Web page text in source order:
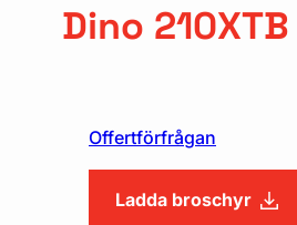
Dino 210XTB
Offertförfrågan
Ladda broschyr